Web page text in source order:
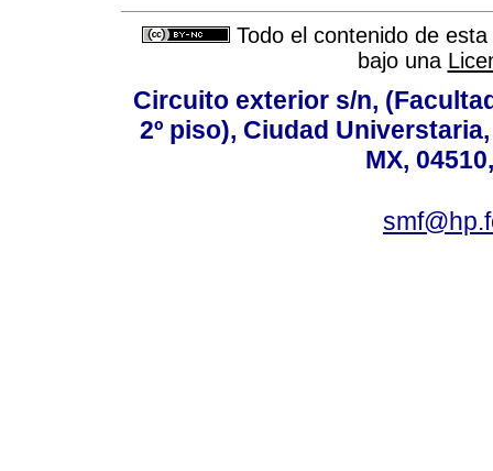
Todo el contenido de
bajo una
Circuito exterior s/n,
2º piso), Ciudad
MX,